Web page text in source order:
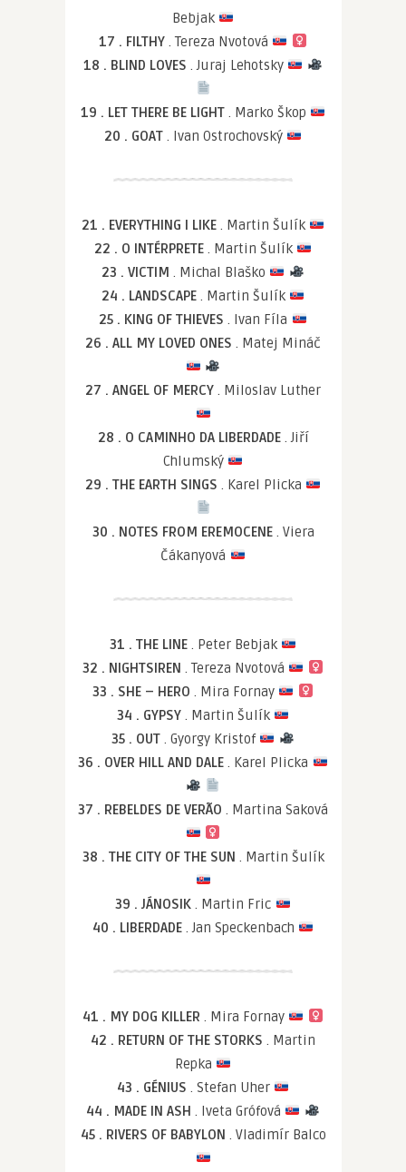
Bebjak
17 . FILTHY. Tereza Nvotová
18 . BLIND LOVES. Juraj Lehotsky
19 . LET THERE BE LIGHT . Marko Škop
20 . GOAT . Ivan Ostrochovský
21 . EVERYTHING I LIKE . Martin Šulík
22 . O INTÉRPRETE . Martin Šulík
23 . VICTIM. Michal Blaško
24 . LANDSCAPE . Martin Šulík
25 . KING OF THIEVES. Ivan Fíla
26 . ALL MY LOVED ONES . Matej Mináč
27 . ANGEL OF MERCY . Miloslav Luther
28 . O CAMINHO DA LIBERDADE . Jiří
Chlumský
29 . THE EARTH SINGS . Karel Plicka
30 . NOTES FROM EREMOCENE . Viera
Čákanyová
31 . THE LINE . Peter Bebjak
32 . NIGHTSIREN. Tereza Nvotová
33 . SHE – HERO. Mira Fornay
34 . GYPSY . Martin Šulík
35 . OUT. Gyorgy Kristof
36 . OVER HILL AND DALE. Karel Plicka
37 . REBELDES DE VERÃO . Martina Saková
38 . THE CITY OF THE SUN . Martin Šulík
39 . JÁNOSIK. Martin Fric
40 . LIBERDADE . Jan Speckenbach
41 . MY DOG KILLER. Mira Fornay
42 . RETURN OF THE STORKS . Martin
Repka
43 . GÉNIUS . Stefan Uher
44 . MADE IN ASH. Iveta Grófová
45 . RIVERS OF BABYLON . Vladimír Balco